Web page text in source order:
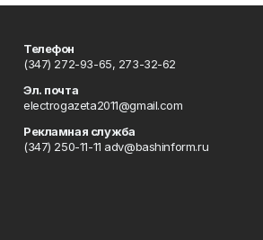
Телефон
(347) 272-93-65, 273-32-62
Эл. почта
electrogazeta2011@gmail.com
Рекламная служба
(347) 250-11-11 adv@bashinform.ru